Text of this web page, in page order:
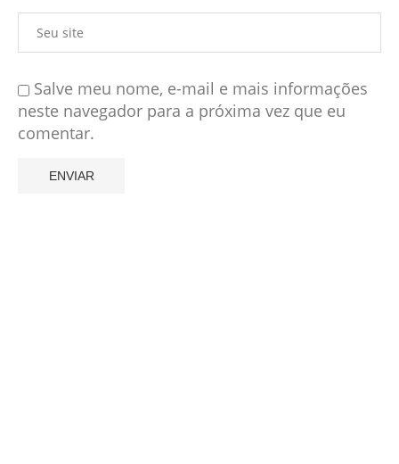
Salve meu nome, e-mail e mais informações
neste navegador para a próxima vez que eu
comentar.